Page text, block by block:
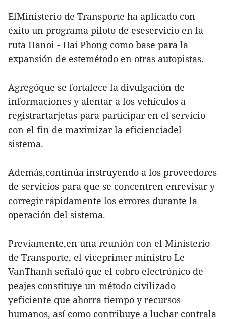
ElMinisterio de Transporte ha aplicado con
éxito un programa piloto de eseservicio en la
ruta Hanoi - Hai Phong como base para la
expansión de estemétodo en otras autopistas.
Agregóque se fortalece la divulgación de
informaciones y alentar a los vehículos a
registrartarjetas para participar en el servicio
con el fin de maximizar la eficienciadel
sistema.
Además,continúa instruyendo a los proveedores
de servicios para que se concentren enrevisar y
corregir rápidamente los errores durante la
operación del sistema.
Previamente,en una reunión con el Ministerio
de Transporte, el viceprimer ministro Le
VanThanh señaló que el cobro electrónico de
peajes constituye un método civilizado
yeficiente que ahorra tiempo y recursos
humanos, así como contribuye a luchar contrala